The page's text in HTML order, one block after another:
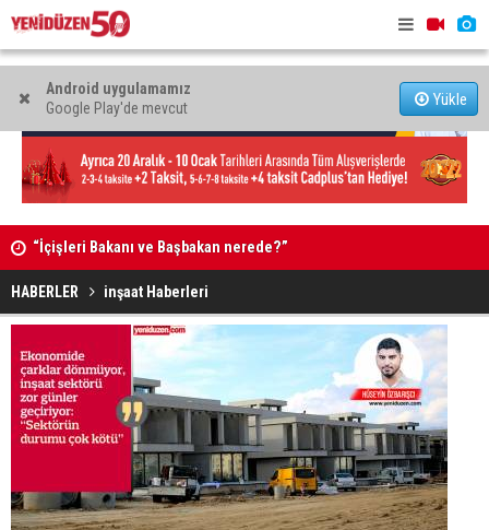
Android uygulamamız
Google Play'de mevcut
Yükle
“İçişleri Bakanı ve Başbakan nerede?”
HABERLER inşaat Haberleri